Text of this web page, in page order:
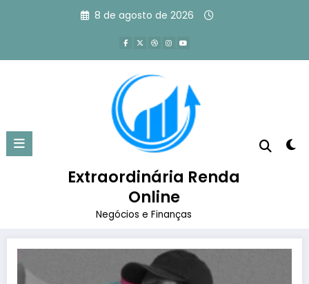
8 de agosto de 2026
Extraordinária Renda
Online
Negócios e Finanças
Tag: curso de marketing de
influência
Página inicial curso de marketing de influência